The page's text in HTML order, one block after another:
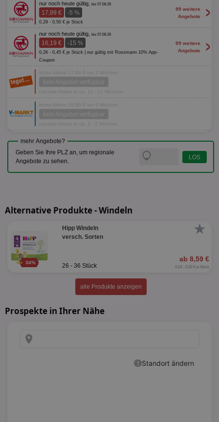
nur noch heute gültig, bis 07.08.26
17,99 € -5 %
0,29 - 0,50 € je Stück
99 weitere
Angebote
>
nur noch heute gültig, bis 07.08.26
16,19 € -15 %
0,26 - 0,45 € je Stück | nur gültig mit Rossmann 10% App-
Coupon
99 weitere
Angebote
>
letzte Aktion 17,99 € vor 2 Wochen
kein Angebot verfügbar
nächste Aktion in ca. 11 - 12 Wochen
letzte Aktion 16,99 € vor 9 Wochen
kein Angebot verfügbar
nächste Aktion in ca. 1 - 2 Wochen
mehr Angebote?
Geben Sie Ihre PLZ an, um regionale
Angebote zu sehen.
Alternative Produkte - Windeln
★
34%
Hipp Windeln
versch. Sorten
ab 8,59 €
26 - 36 Stück 0,24 - 0,33 € je Stück
alle Produkte anzeigen
Prospekte in Ihrer Nähe